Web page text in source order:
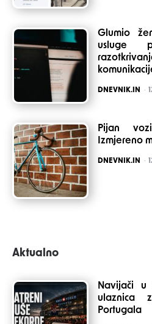
Glumio
usluge
POSTED
DNEVNIK.IN
Pijan
Izmjereno
POSTED
DNEVNIK.IN
Aktualno
Navijači u
ulaznica
Portugala